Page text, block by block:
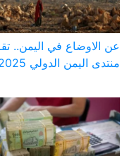
عن الاوضاع في اليمن..
منتدى اليمن الدولي 2025